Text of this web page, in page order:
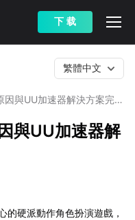
下 载
與UU加速器解決方案完整
繁體中文
與UU加速器解
的硬派動作角色扮演遊戲，